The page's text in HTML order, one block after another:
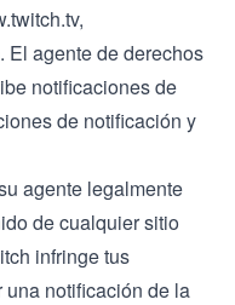
,
. El agente de derechos
notificaciones de
de notificación y
agente legalmente
de cualquier sitio
infringe tus
una notificación de la